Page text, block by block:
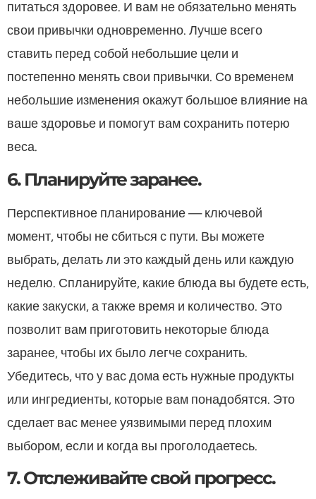
питаться здоровее. И вам не обязательно менять
свои привычки одновременно. Лучше всего
ставить перед собой небольшие цели и
постепенно менять свои привычки. Со временем
небольшие изменения окажут большое влияние на
ваше здоровье и помогут вам сохранить потерю
веса.
6. Планируйте заранее.
Перспективное планирование — ключевой
момент, чтобы не сбиться с пути. Вы можете
выбрать, делать ли это каждый день или каждую
неделю. Спланируйте, какие блюда вы будете есть,
какие закуски, а также время и количество. Это
позволит вам приготовить некоторые блюда
заранее, чтобы их было легче сохранить.
Убедитесь, что у вас дома есть нужные продукты
или ингредиенты, которые вам понадобятся. Это
сделает вас менее уязвимыми перед плохим
выбором, если и когда вы проголодаетесь.
7. Отслеживайте свой прогресс.